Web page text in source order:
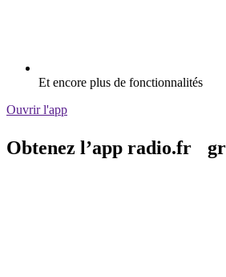
Et encore plus de fonctionnalités
Ouvrir l'app
Obtenez l’app radio.fr